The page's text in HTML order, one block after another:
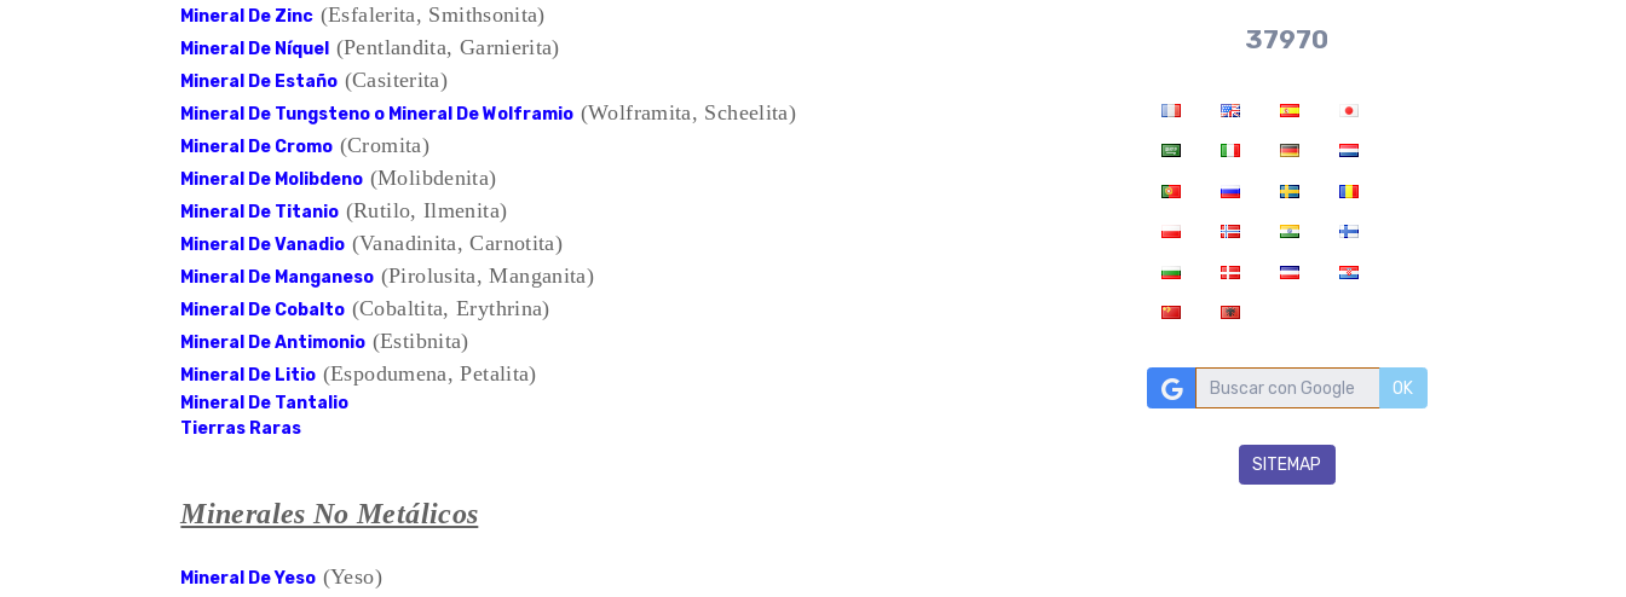
Mineral De Zinc (Esfalerita, Smithsonita)
Mineral De Níquel (Pentlandita, Garnierita)
Mineral De Estaño (Casiterita)
Mineral De Tungsteno o Mineral De Wolframio (Wolframita, Scheelita)
Mineral De Cromo (Cromita)
Mineral De Molibdeno (Molibdenita)
Mineral De Titanio (Rutilo, Ilmenita)
Mineral De Vanadio (Vanadinita, Carnotita)
Mineral De Manganeso (Pirolusita, Manganita)
Mineral De Cobalto (Cobaltita, Erythrina)
Mineral De Antimonio (Estibnita)
Mineral De Litio (Espodumena, Petalita)
Mineral De Tantalio
Tierras Raras
Minerales No Metálicos
Mineral De Yeso (Yeso)
37970
OK
SITEMAP